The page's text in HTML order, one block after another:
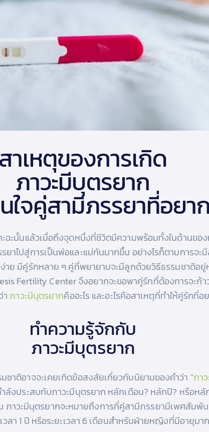
สาเหตุของการเกิด
ภาวะมีบุตรยาก
ใจคู่สามีภรรยาที่อย
ฉะนั้นแล้วเมื่อถึงจุดหนึ่งที่ชีวิตมีความพร้อมทั้งในด้านขอ
ไปสู่การเป็นพ่อและแม่กันมากขึ้น อย่างไรก็ตามการจ
าย มีคู่รักหลาย ๆ คู่ที่พยายามจะมีลูกด้วยวิธีธรรมชาติ
Fertility Center จึงอยากจะขอพาคู่รักที่ต้องการจ
ภาวะมีบุตรยากคืออะไร และอะไรคือสาเหตุที่ทำให้คู่รัก
ทำความรู้จักกับ
ภาวะมีบุตรยาก
าติอาจจะเคยเกิดข้อสงสัยเกี่ยวกับนิยามของคำว่า “ภา
ำลังประสบกับภาวะมีบุตรยาก หลักเดือน? หลักปี? หรือ
าวะมีบุตรยากจะหมายถึงการที่คู่สามีภรรยามีเพศสัมพั
า 1 ปี หรือระยะเวลา 6 เดือนสำหรับฝ่ายหญิงที่มีอายุมา